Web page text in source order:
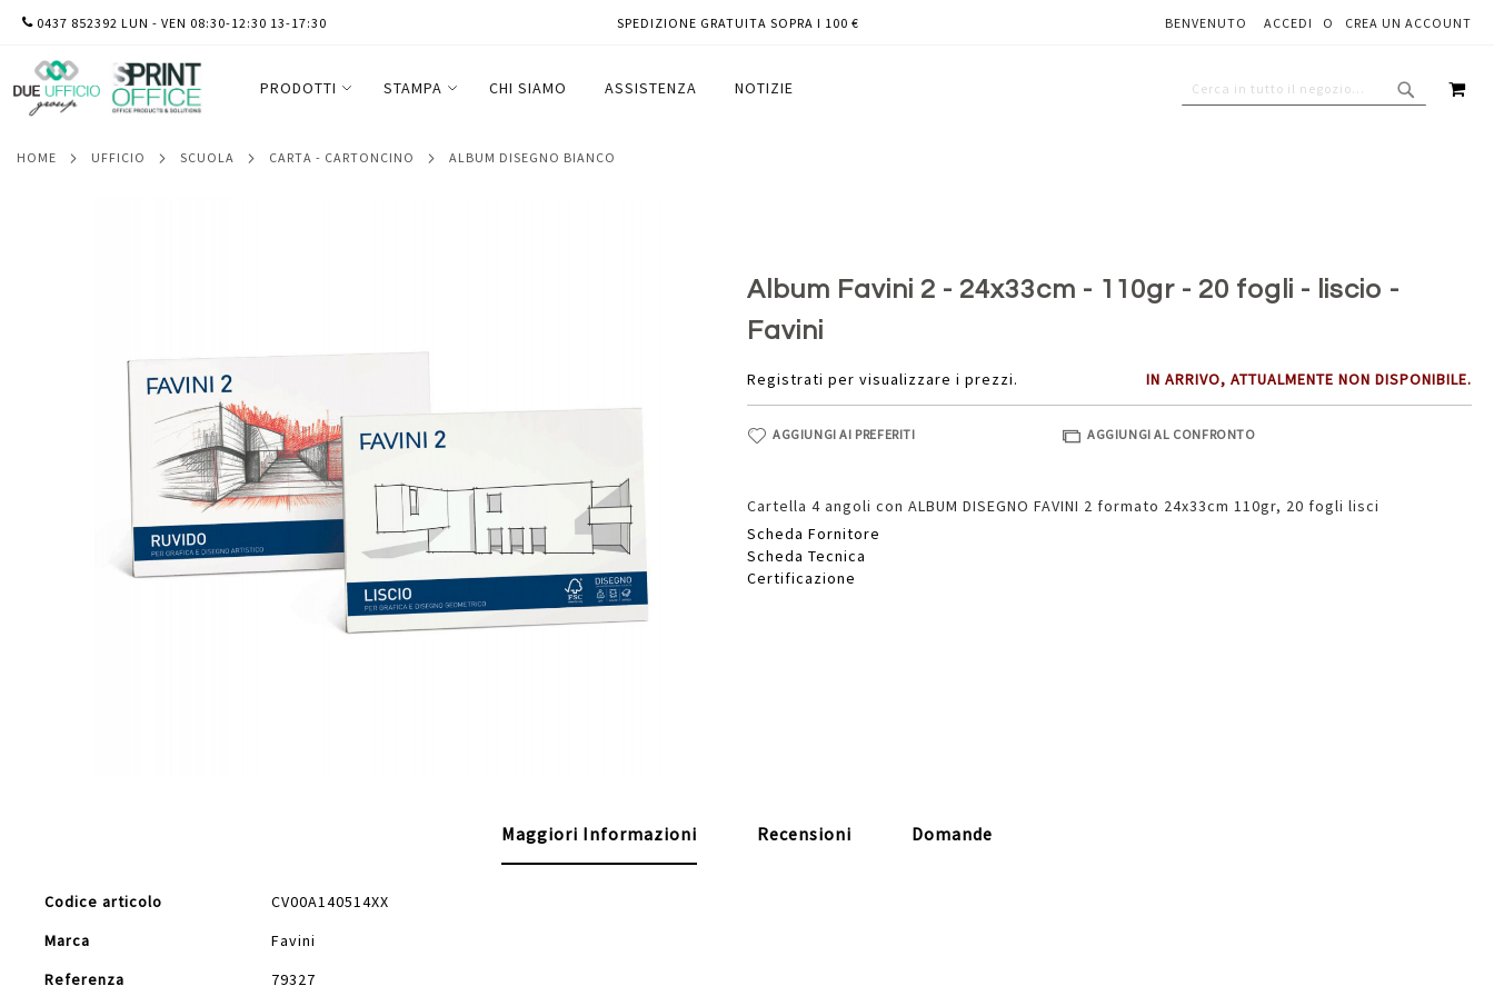
SALTA
CONTENUTO
BENVENUTO ACCEDI CREA UN ACCOUNT
0437 852392 LUN - VEN 08:30-12:30 13-17:30 SPEDIZIONE GRATUITA SOPRA I 100 €
PRODOTTI STAMPA CHI SIAMO ASSISTENZA NOTIZIE
HOME UFFICIO SCUOLA CARTA - CARTONCINO ALBUM DISEGNO BIANCO
Album Favini 2 - 24x33cm - 110gr - 20 fogli - liscio -
Favini
Registrati per visualizzare i prezzi. IN ARRIVO, ATTUALMENTE NON DISPONIBILE.
AGGIUNGI AI PREFERITI AGGIUNGI AL CONFRONTO
Cartella 4 angoli con ALBUM DISEGNO FAVINI 2 formato 24x33cm 110gr, 20 fogli lisci
Scheda Fornitore
Scheda Tecnica
Certificazione
immagini
Maggiori Informazioni
Maggiori
Codice articolo
CV00A140514XX
Marca
Favini
Referenza
79327
Recensioni Domande